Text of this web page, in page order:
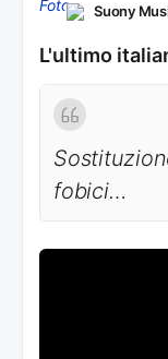
Suony
L'ultimo
fobici…